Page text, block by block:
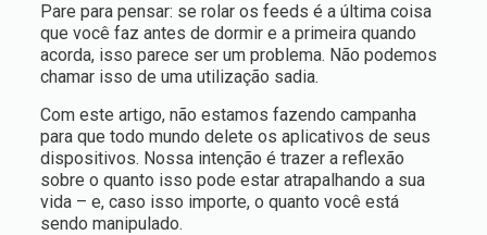
Pare para pensar: se rolar os feeds é a última coisa
que você faz antes de dormir e a primeira quando
acorda, isso parece ser um problema. Não podemos
chamar isso de uma utilização sadia.
Com este artigo, não estamos fazendo campanha
para que todo mundo delete os aplicativos de seus
dispositivos. Nossa intenção é trazer a reflexão
sobre o quanto isso pode estar atrapalhando a sua
vida – e, caso isso importe, o quanto você está
sendo manipulado.